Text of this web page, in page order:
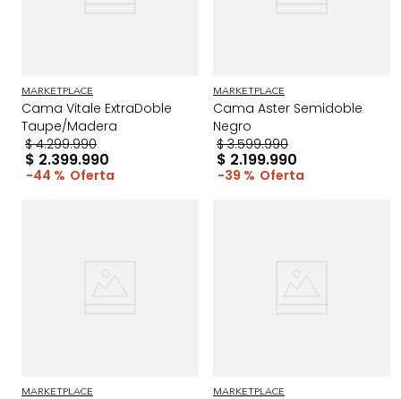
MARKETPLACE
Cama Vitale ExtraDoble
Taupe/Madera
$ 4.299.990
$ 2.399.990
44 %
MARKETPLACE
Cama Aster Semidoble
Negro
$ 3.599.990
$ 2.199.990
39 %
MARKETPLACE MARKETPLACE